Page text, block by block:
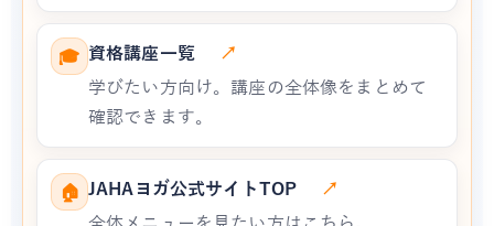
🎓 資格講座一覧
↗
学びたい方向け。講座の全体像をまとめて
確認できます。
🏠 JAHAヨガ公式サイトTOP
↗